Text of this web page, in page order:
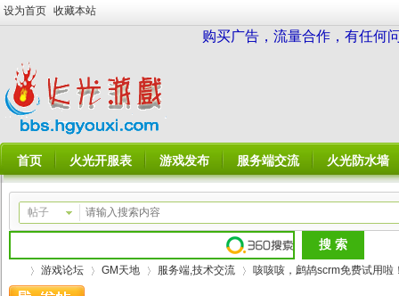
设为首页 收藏本站
购买广告，流量合作，有任何
首页 火光开服表 游戏发布 服务端交流 火光防水墙
帖子
游戏论坛 GM天地 服务端,技术交流 咳咳咳，鹧鸪scrm免费试用啦